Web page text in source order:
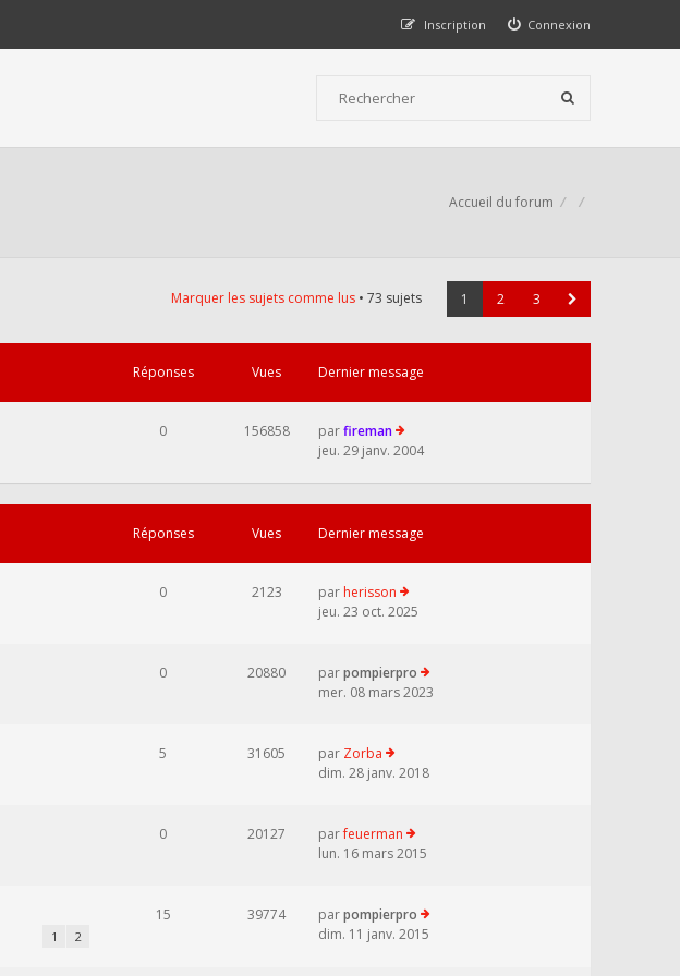
Connexion
Inscription
Accueil du forum
Marquer les sujets comme lus • 73 sujets 1 2 3
Réponses Vues Dernier message
0 156858 parfireman
jeu. 29 janv. 2004
Réponses Vues Dernier message
0 2123 par herisson
jeu. 23 oct. 2025
0 20880 parpompierpro
mer. 08 mars 2023
5 31605 par Zorba
dim. 28 janv. 2018
0 20127 parfeuerman
lun. 16 mars 2015
1 2
15 39774 parpompierpro
dim. 11 janv. 2015